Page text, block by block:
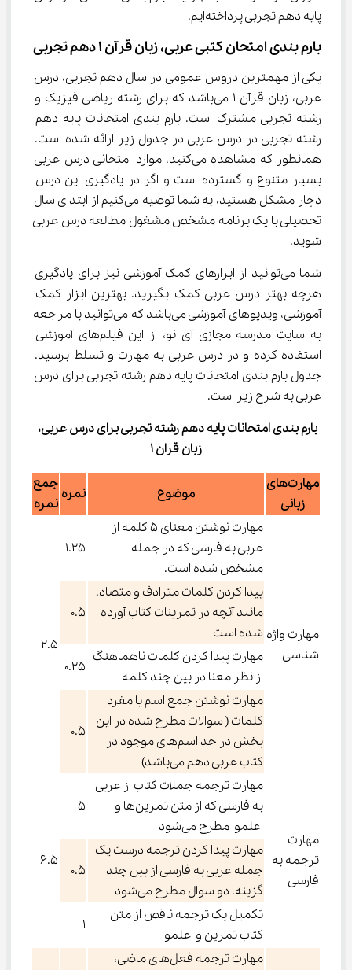
پایه دهم تجربی پرداخته‌ایم.
بارم‌ بندی امتحان کتبی عربی، زبان قرآن ۱ دهم تجربی
یکی از مهمترین دروس عمومی در سال دهم تجربی، درس
عربی، زبان قرآن ۱ می‌باشد که برای رشته ریاضی فیزیک و
رشته تجربی مشترک است. بارم‌ بندی امتحانات پایه دهم
رشته تجربی در درس عربی در جدول زیر ارائه شده است.
همانطور که مشاهده می‌کنید، موارد امتحانی درس عربی
بسیار متنوع و گسترده است و اگر در یادگیری این درس
دچار مشکل هستید، به شما توصیه می‌کنیم از ابتدای سال
تحصیلی با یک برنامه مشخص مشغول مطالعه درس عربی
شوید.
شما می‌توانید از ابزارهای کمک آموزشی نیز برای یادگیری
هرچه بهتر درس عربی کمک بگیرید. بهترین ابزار کمک
آموزشی، ویدیوهای آموزشی می‌باشد که می‌توانید با مراجعه
به سایت مدرسه مجازی آی نو، از این فیلم‌های آموزشی
استفاده کرده و در درس عربی به مهارت و تسلط برسید.
جدول بارم‌ بندی امتحانات پایه دهم رشته تجربی برای درس
عربی به شرح زیر است.
بارم‌ بندی امتحانات پایه دهم رشته تجربی برای درس عربی،
زبان قران ۱
مهارت‌های
زبانی
موضوع نمره
جمع
نمره
مهارت واژه
شناسی
مهارت نوشتن معنای ۵ کلمه از
عربی به فارسی که در جمله
مشخص شده است.
۱.۲۵
2.5
پیدا کردن کلمات مترادف و متضاد.
مانند آنچه در تمرینات کتاب آورده
شده است
۰.۵
مهارت پیدا کردن کلمات ناهماهنگ
از نظر معنا در بین چند کلمه
۰.۲۵
مهارت نوشتن جمع اسم یا مفرد
کلمات ( سوالات مطرح شده در این
بخش در حد اسم‌های موجود در
کتاب عربی دهم می‌باشد)
۰.۵
مهارت
ترجمه به
فارسی
مهارت ترجمه جملات کتاب از عربی
به فارسی که از متن تمرین‌ها و
اعلموا مطرح می‌شود
5
6.5
مهارت پیدا کردن ترجمه درست یک
جمله عربی به فارسی از بین چند
گزینه. دو سوال مطرح می‌شود
0.5
تکمیل یک ترجمه ناقص از متن
کتاب تمرین و اعلموا
1
مهارت ترجمه فعل‌های ماضی،